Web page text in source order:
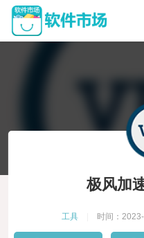
极风加
工具 时间：